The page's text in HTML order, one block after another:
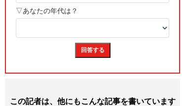
この記者は、他にもこんな記事を書いています